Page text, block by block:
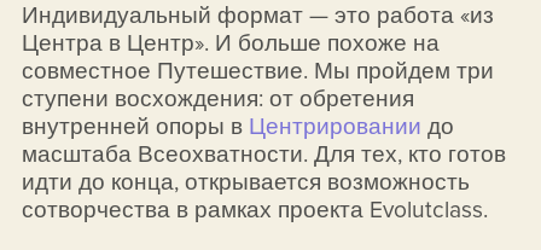
Индивидуальный формат — это работа «из
Центра в Центр». И больше похоже на
совместное Путешествие. Мы пройдем три
ступени восхождения: от обретения
внутренней опоры в Центрировании до
масштаба Всеохватности. Для тех, кто готов
идти до конца, открывается возможность
сотворчества в рамках проекта Evolutclass.